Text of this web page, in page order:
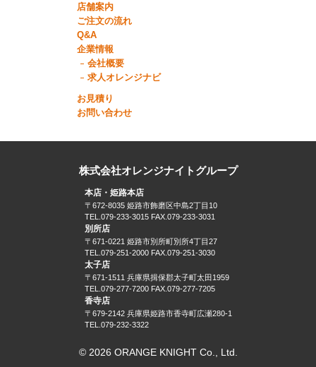
店舗案内
ご注文の流れ
Q&A
企業情報
会社概要
求人オレンジナビ
お見積り
お問い合わせ
株式会社オレンジナイトグループ
本店・姫路本店
〒672-8035 姫路市飾磨区中島2丁目10
TEL.079-233-3015 FAX.079-233-3031
別所店
〒671-0221 姫路市別所町別所4丁目27
TEL.079-251-2000 FAX.079-251-3030
太子店
〒671-1511 兵庫県揖保郡太子町太田1959
TEL.079-277-7200 FAX.079-277-7205
香寺店
〒679-2142 兵庫県姫路市香寺町広瀬280-1
TEL.079-232-3322
© 2026 ORANGE KNIGHT Co., Ltd.